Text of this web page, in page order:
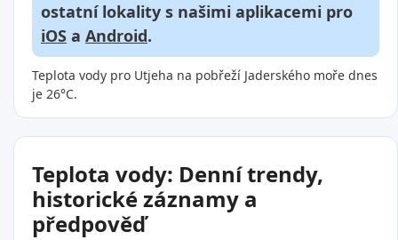
ostatní lokality s našimi aplikacemi pro
iOS a Android.
Teplota vody pro Utjeha na pobřeží Jaderského moře dnes
je 26°C.
Teplota vody: Denní trendy,
historické záznamy a
předpověď